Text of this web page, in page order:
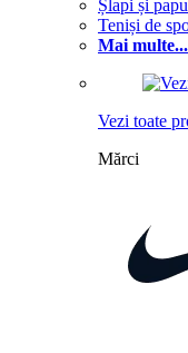
Șlapi și
Teniși de
Mai multe...
Vezi toate
Mărci